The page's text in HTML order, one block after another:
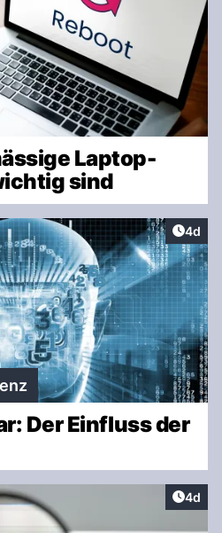
Laptop-
sind
4d
Der Einfluss der
4d